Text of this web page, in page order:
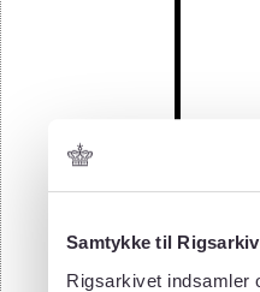
Samtykke til
Rigsarkivet indsamler